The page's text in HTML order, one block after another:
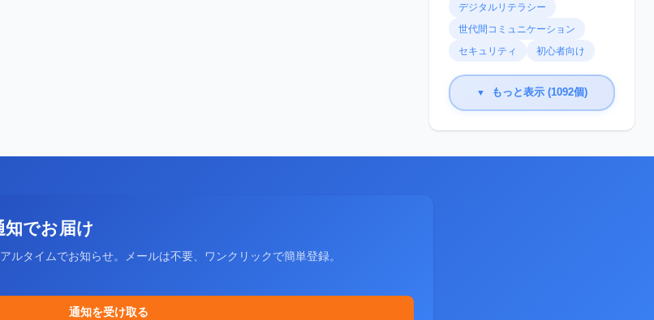
デジタルリテラシー
世代間コミュニケーション
セキュリティ
初心者向け
▼ もっと表示 (1092個)
でお届け
ルタイムでお知らせ。メールは不要、ワンクリックで簡単登録。
通知を受け取る